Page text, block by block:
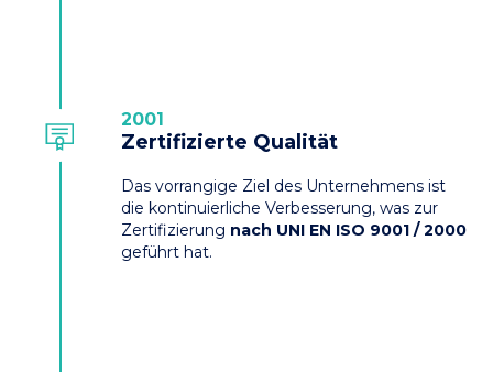
2001
Zertifizierte Qualität
Das vorrangige Ziel des Unternehmens ist
die kontinuierliche Verbesserung, was zur
Zertifizierung nach UNI EN ISO 9001 / 2000
geführt hat.